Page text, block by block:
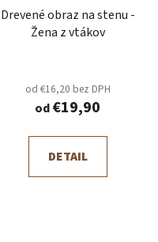
Drevené obraz na stenu -
Žena z vtákov
od €16,20 bez DPH
od€19,90
DETAIL